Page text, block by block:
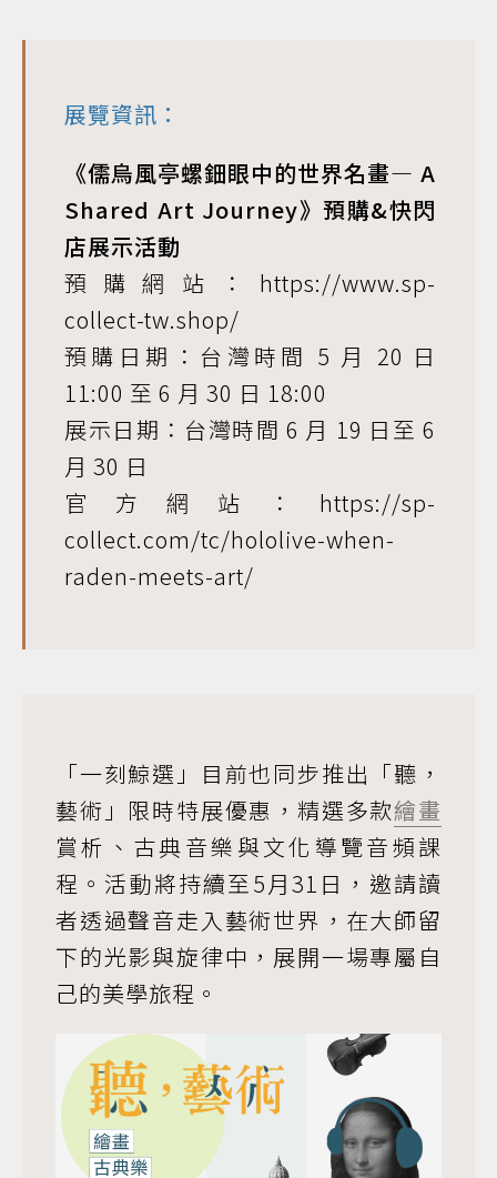
展覽資訊：
《儒烏風亭螺鈿眼中的世界名畫— A
Shared Art Journey》預購&快閃
店展示活動
預購網站：https://www.sp-
collect-tw.shop/
預購日期：台灣時間 5 月 20 日
11:00 至 6 月 30 日 18:00
展示日期：台灣時間 6 月 19 日至 6
月 30 日
官方網站：https://sp-
collect.com/tc/hololive-when-
raden-meets-art/
「一刻鯨選」目前也同步推出「聽，
藝術」限時特展優惠，精選多款繪畫
賞析、古典音樂與文化導覽音頻課
程。活動將持續至5月31日，邀請讀
者透過聲音走入藝術世界，在大師留
下的光影與旋律中，展開一場專屬自
己的美學旅程。